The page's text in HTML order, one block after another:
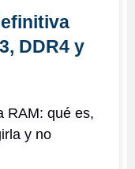
DDR4 y
RAM: qué es,
y no